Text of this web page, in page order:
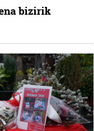
bizirik